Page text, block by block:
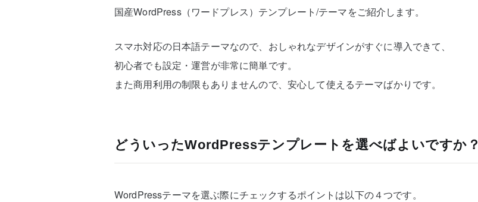
国産WordPress（ワードプレス）テンプレート/テーマをご紹介します。
スマホ対応の日本語テーマなので、おしゃれなデザインがすぐに導入できて、
初心者でも設定・運営が非常に簡単です。
また商用利用の制限もありませんので、安心して使えるテーマばかりです。
どういったWordPressテンプレートを選べばよいですか？
WordPressテーマを選ぶ際にチェックするポイントは以下の４つです。